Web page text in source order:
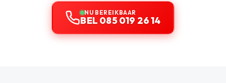
NU BEREIKBAAR
BEL 085 019 26 14